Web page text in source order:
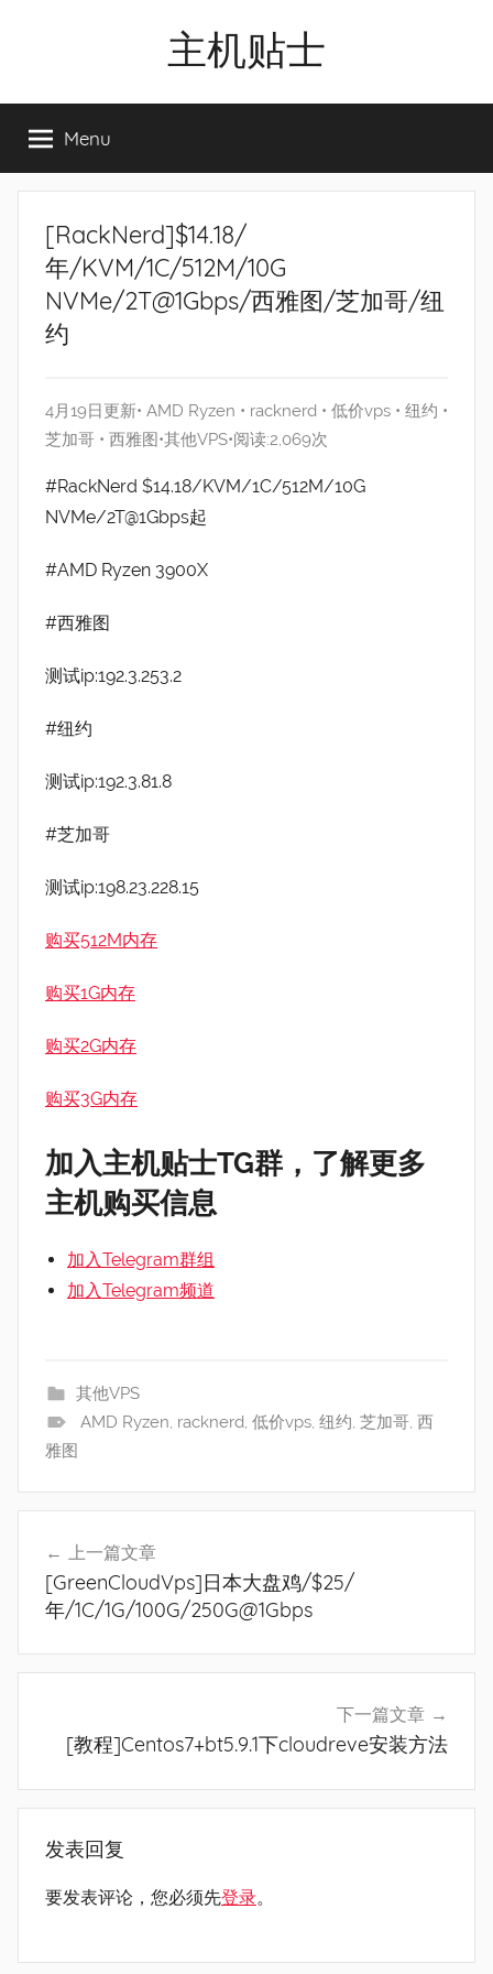
主机贴士
工|BandwagonHost
VPS|Vps|
主
Menu
[RackNerd]$14.18/
年/KVM/1C/512M/10G
NVMe/2T@1Gbps/西雅图/芝加哥/纽
约
4月19日更新• AMD Ryzen • racknerd • 低价vps • 纽约 •
芝加哥 • 西雅图 •其他VPS•阅读:2,069次
#RackNerd $14.18/KVM/1C/512M/10G
NVMe/2T@1Gbps起
#AMD Ryzen 3900X
#西雅图
测试ip:192.3.253.2
#纽约
测试ip:192.3.81.8
#芝加哥
测试ip:198.23.228.15
购买512M内存
购买1G内存
购买2G内存
购买3G内存
加入主机贴士TG群，了解更多
主机购买信息
加入Telegram群组
加入Telegram频道
其他VPS
AMD Ryzen racknerd 低价vps, 纽约 芝加哥, 西
雅图
航
上一篇文章
[GreenCloudVps]日本大盘鸡/$25/
年/1C/1G/100G/250G@1Gbps
下一篇文章
[教程]Centos7+bt5.9.1下cloudreve安装方法
发表回复
要发表评论，您必须先登录。